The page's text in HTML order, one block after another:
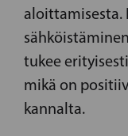
aloittamisesta.
tukee
mikä on
kannalta.